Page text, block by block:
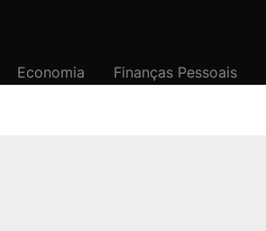
Economia Finanças Pessoais